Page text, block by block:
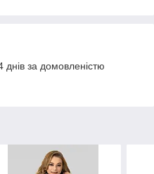
за домовленістю